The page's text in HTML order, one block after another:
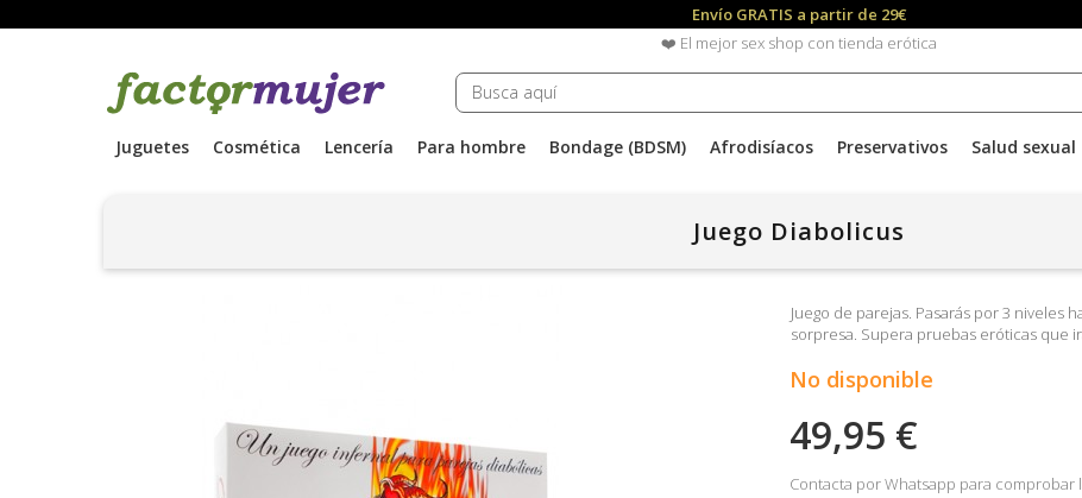
Envío GRATIS a partir de 29€
❤️ El mejor sex shop con tienda erótica
Juguetes Cosmética Lencería Para hombre Bondage (BDSM) Afrodisíacos Preservativos Salud sexual
Juego Diabolicus
Juego de parejas. Pasarás por 3 niveles
sorpresa. Supera pruebas eróticas que
No disponible
49,95 €
Contacta por Whatsapp para